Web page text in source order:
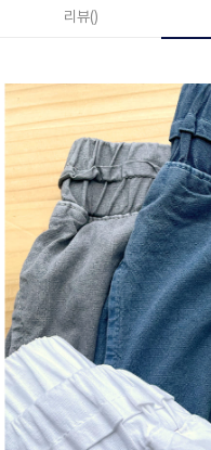
리뷰()